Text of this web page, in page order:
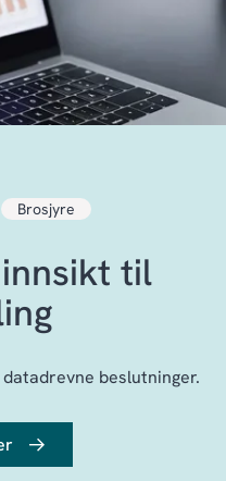
Brosjyre
til
beslutninger.